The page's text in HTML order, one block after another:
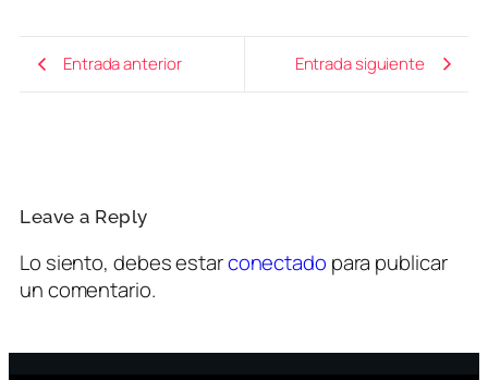
Entrada anterior Entrada siguiente
Leave a Reply
Lo siento, debes estarconectado para publicar
un comentario.